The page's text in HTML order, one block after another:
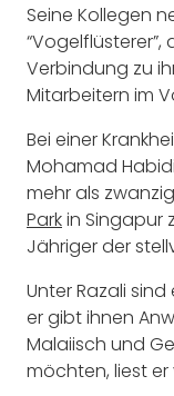
Seine Kollegen
Verbindung zu
Mitarbeitern im
Bei einer
Mohamad
mehr als
Parkin Singapur
Jähriger der
Unter Razali
er gibt ihnen
Malaiisch und
möchten, liest